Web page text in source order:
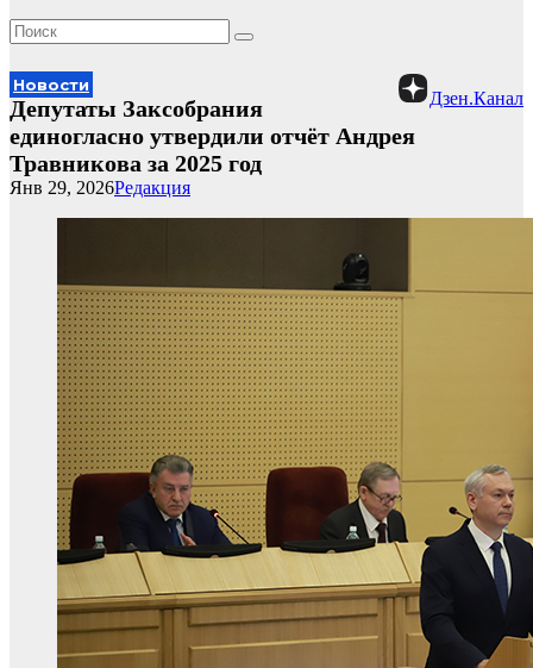
Новости
Дзен.Канал
Депутаты Заксобрания
единогласно утвердили отчёт Андрея
Травникова за 2025 год
Редакция
Янв 29, 2026